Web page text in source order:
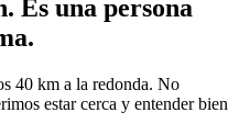
Es una persona
40 km a la redonda. No
estar cerca y entender bien